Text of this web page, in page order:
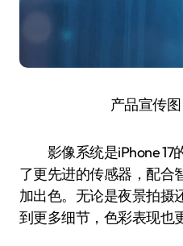
产品宣传
影像系统是iPhone 17
了更先进的传感器，配合
加出色。无论是夜景拍摄
到更多细节，色彩表现也